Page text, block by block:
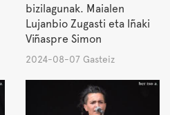
bizilagunak. Maialen
Lujanbio Zugasti eta Iñaki
Viñaspre Simon
2024-08-07 Gasteiz